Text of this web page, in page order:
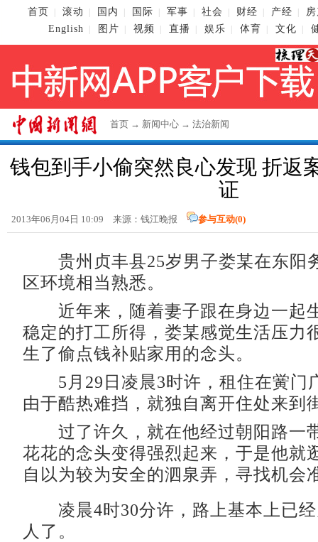
首页 滚动 国内 国际 军事 社会 财经 产经
English
图片 视频 直播 娱乐 体育 文化
首页 → 新闻中心 → 法治新闻
钱包到手小偷突然良心发现 折返
证
2013年06月04日 10:09 来源：钱江晚报 参与互动(0)
贵州贞丰县25岁男子娄某在东阳
区环境相当熟悉。
近年来，随着妻子跟在身边一起
稳定的打工所得，娄某感觉生活压力
生了偷点钱补贴家用的念头。
5月29日凌晨3时许，租住在黉门
由于酷热难挡，就独自离开住处来到
过了许久，就在他经过朝阳路一
花花的念头变得强烈起来，于是他就
自以为较为安全的泗泉弄，寻找机会
凌晨4时30分许，路上基本上已经
人了。